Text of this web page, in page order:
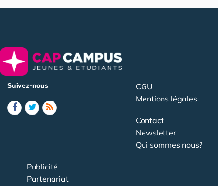
Suivez-nous
CGU
Mentions légales
Contact
Newsletter
Qui sommes nous?
Publicité
Partenariat